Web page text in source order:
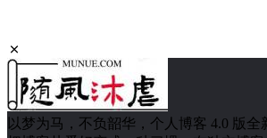
以梦为马，不负韶华，个人博客 4.0 版